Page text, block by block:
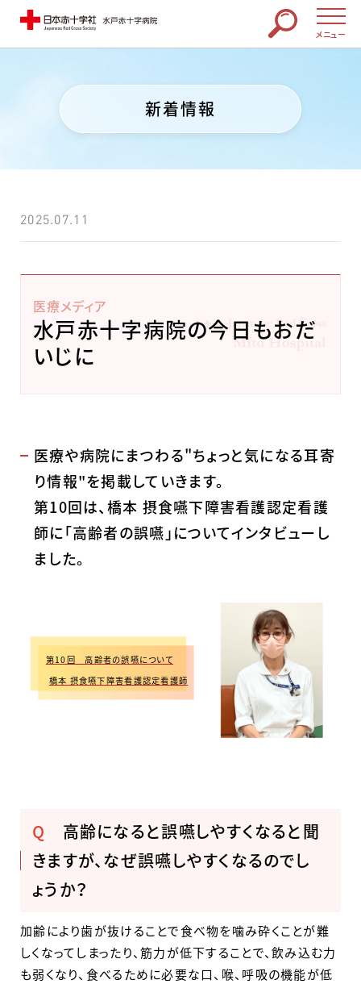
メニュー
新着情報
2025.07.11
医療メディア
水戸赤十字病院の今日もおだ
いじに
医療や病院にまつわる"ちょっと気になる耳寄
り情報"を掲載していきます。
第10回は、橋本 摂食嚥下障害看護認定看護
師に「高齢者の誤嚥」についてインタビューし
ました。
第10回 高齢者の誤嚥について
橋本 摂食嚥下障害看護認定看護師
Q 高齢になると誤嚥しやすくなると聞
きますが、なぜ誤嚥しやすくなるのでし
ょうか？
加齢により歯が抜けることで食べ物を噛み砕くことが難
しくなってしまったり、筋力が低下することで、飲み込む力
も弱くなり、食べるために必要な口、喉、呼吸の機能が低